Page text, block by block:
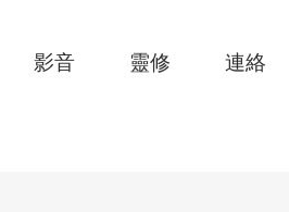
影音 靈修 連絡